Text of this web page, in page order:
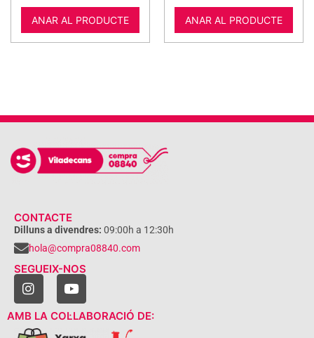
ANAR AL PRODUCTE ANAR AL PRODUCTE
CONTACTE
Dilluns a divendres: 09:00h a 12:30h
hola@compra08840.com
SEGUEIX-NOS
AMB LA COL·LABORACIÓ DE: